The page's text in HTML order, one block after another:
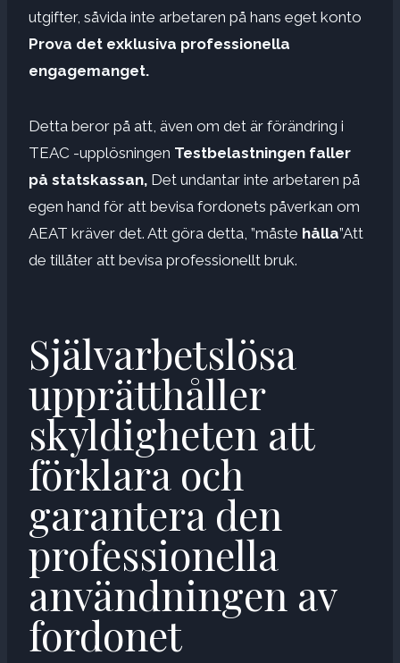
utgifter, såvida inte arbetaren på hans eget konto
Prova det exklusiva professionella
engagemanget.
Detta beror på att, även om det är förändring i
TEAC -upplösningen Testbelastningen faller
på statskassan, Det undantar inte arbetaren på
egen hand för att bevisa fordonets påverkan om
AEAT kräver det. Att göra detta, ”måste hålla”Att
de tillåter att bevisa professionellt bruk.
Självarbetslösa
upprätthåller
skyldigheten att
förklara och
garantera den
professionella
användningen av
fordonet